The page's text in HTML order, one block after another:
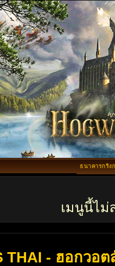
ธนาคารกริง
เมนูนี้ไม่
THAI - ฮอกวอต